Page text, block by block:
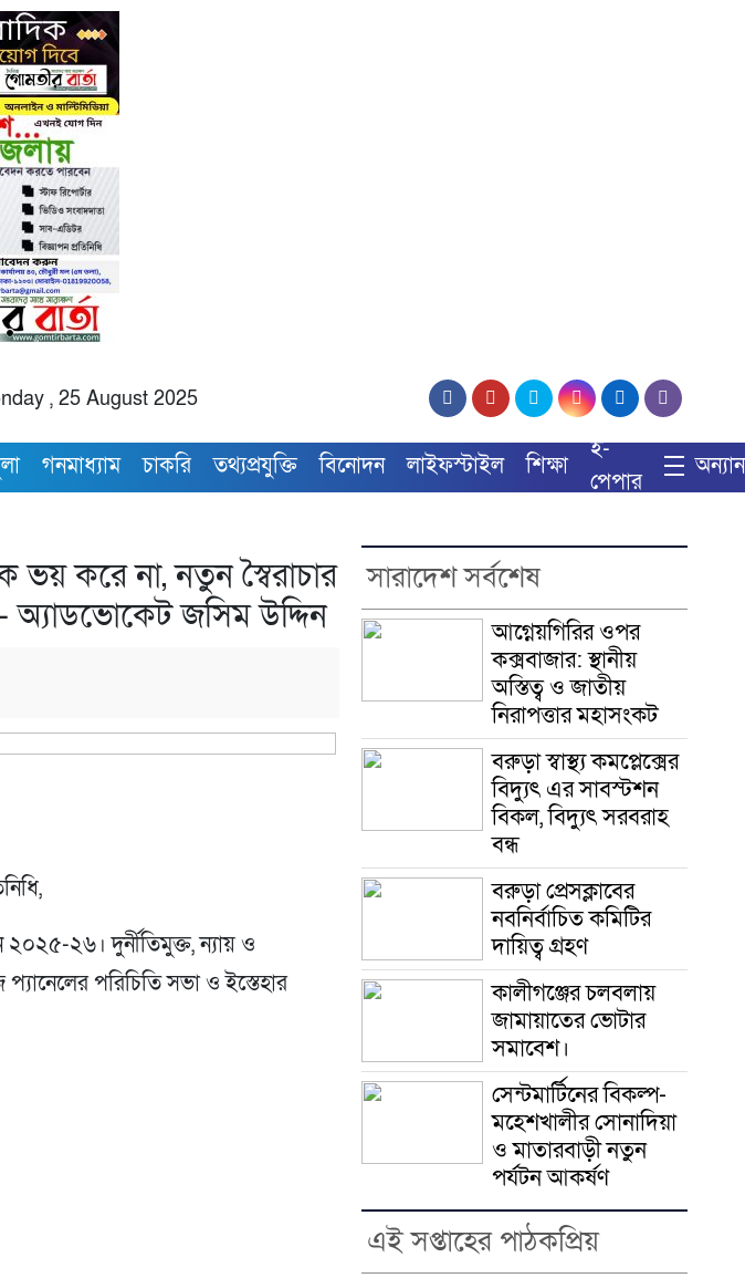
, 25 August 2025
গনমাধ্যাম চাকরি তথ্যপ্রযুক্তি বিনোদন লাইফস্টাইল শিক্ষা
ই-
পেপার
ভয় করে না, নতুন স্বৈরাচার
অ্যাডভোকেট জসিম উদ্দিন
২০২৫-২৬। দুর্নীতিমুক্ত, ন্যায় ও
প্যানেলের পরিচিতি সভা ও ইস্তেহার
সারাদেশ সর্বশেষ
আগ্নেয়গিরির ওপর
কক্সবাজার: স্থানীয়
অস্তিত্ব ও জাতীয়
নিরাপত্তার মহাসংকট
বরুড়া স্বাস্থ্য কমপ্লেক্সের
বিদ্যুৎ এর সাবস্টশন
বিকল, বিদ্যুৎ সরবরাহ
বন্ধ
বরুড়া প্রেসক্লাবের
নবনির্বাচিত কমিটির
দায়িত্ব গ্রহণ
কালীগঞ্জের চলবলায়
জামায়াতের ভোটার
সমাবেশ।
সেন্টমার্টিনের বিকল্প-
মহেশখালীর সোনাদিয়া
ও মাতারবাড়ী নতুন
পর্যটন আকর্ষণ
এই সপ্তাহের পাঠকপ্রিয়